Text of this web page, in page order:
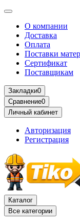
О компании
Доставка
Оплата
Поставки
Сертификат
Поставщикам
Закладки0
Сравнение0
Личный кабинет
Авторизация
Регистрация
Каталог
Все категории